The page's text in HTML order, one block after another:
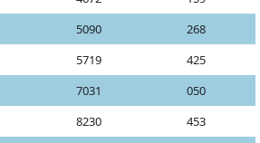
5090
268
5719
425
7031
050
8230
453